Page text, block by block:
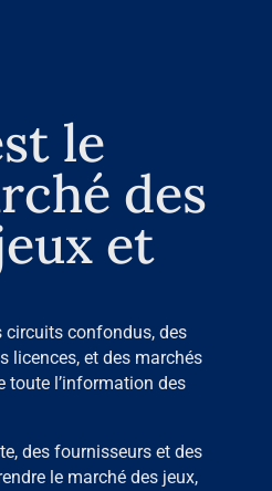
le
des
et
circuits confondus, des
licences, et des marchés
toute l’information des
des fournisseurs et des
le marché des jeux,